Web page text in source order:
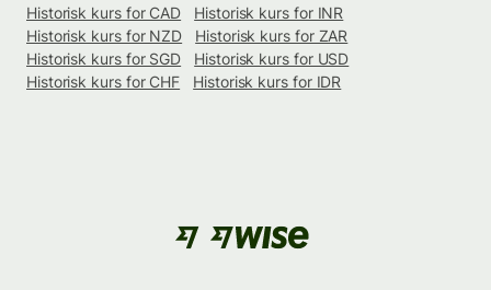
Historisk kurs for CAD
Historisk kurs for INR
Historisk kurs for NZD
Historisk kurs for ZAR
Historisk kurs for SGD
Historisk kurs for USD
Historisk kurs for CHF
Historisk kurs for IDR